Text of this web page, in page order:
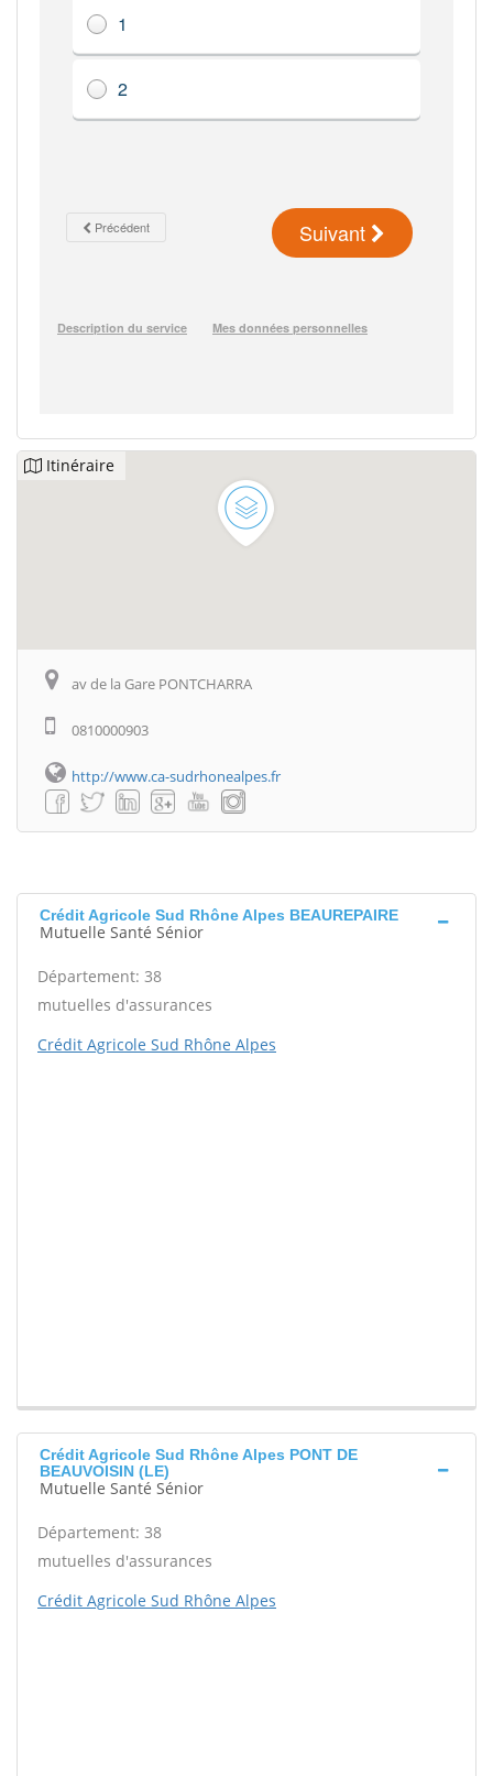
Itinéraire
av de la Gare PONTCHARRA
0810000903
http://www.ca-sudrhonealpes.fr
Crédit Agricole Sud Rhône Alpes BEAUREPAIRE
Mutuelle Santé Sénior
Département: 38
mutuelles d'assurances
Crédit Agricole Sud Rhône Alpes
Crédit Agricole Sud Rhône Alpes PONT DE
BEAUVOISIN (LE)
Mutuelle Santé Sénior
Département: 38
mutuelles d'assurances
Crédit Agricole Sud Rhône Alpes